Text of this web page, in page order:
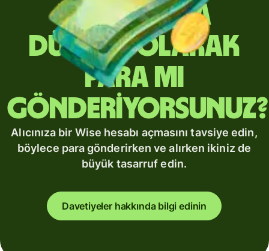
Yurt dışına
düzenli olarak
para mı
gönderiyorsunuz?
Alıcınıza bir Wise hesabı açmasını tavsiye edin,
böylece para gönderirken ve alırken ikiniz de
büyük tasarruf edin.
Davetiyeler hakkında bilgi edinin